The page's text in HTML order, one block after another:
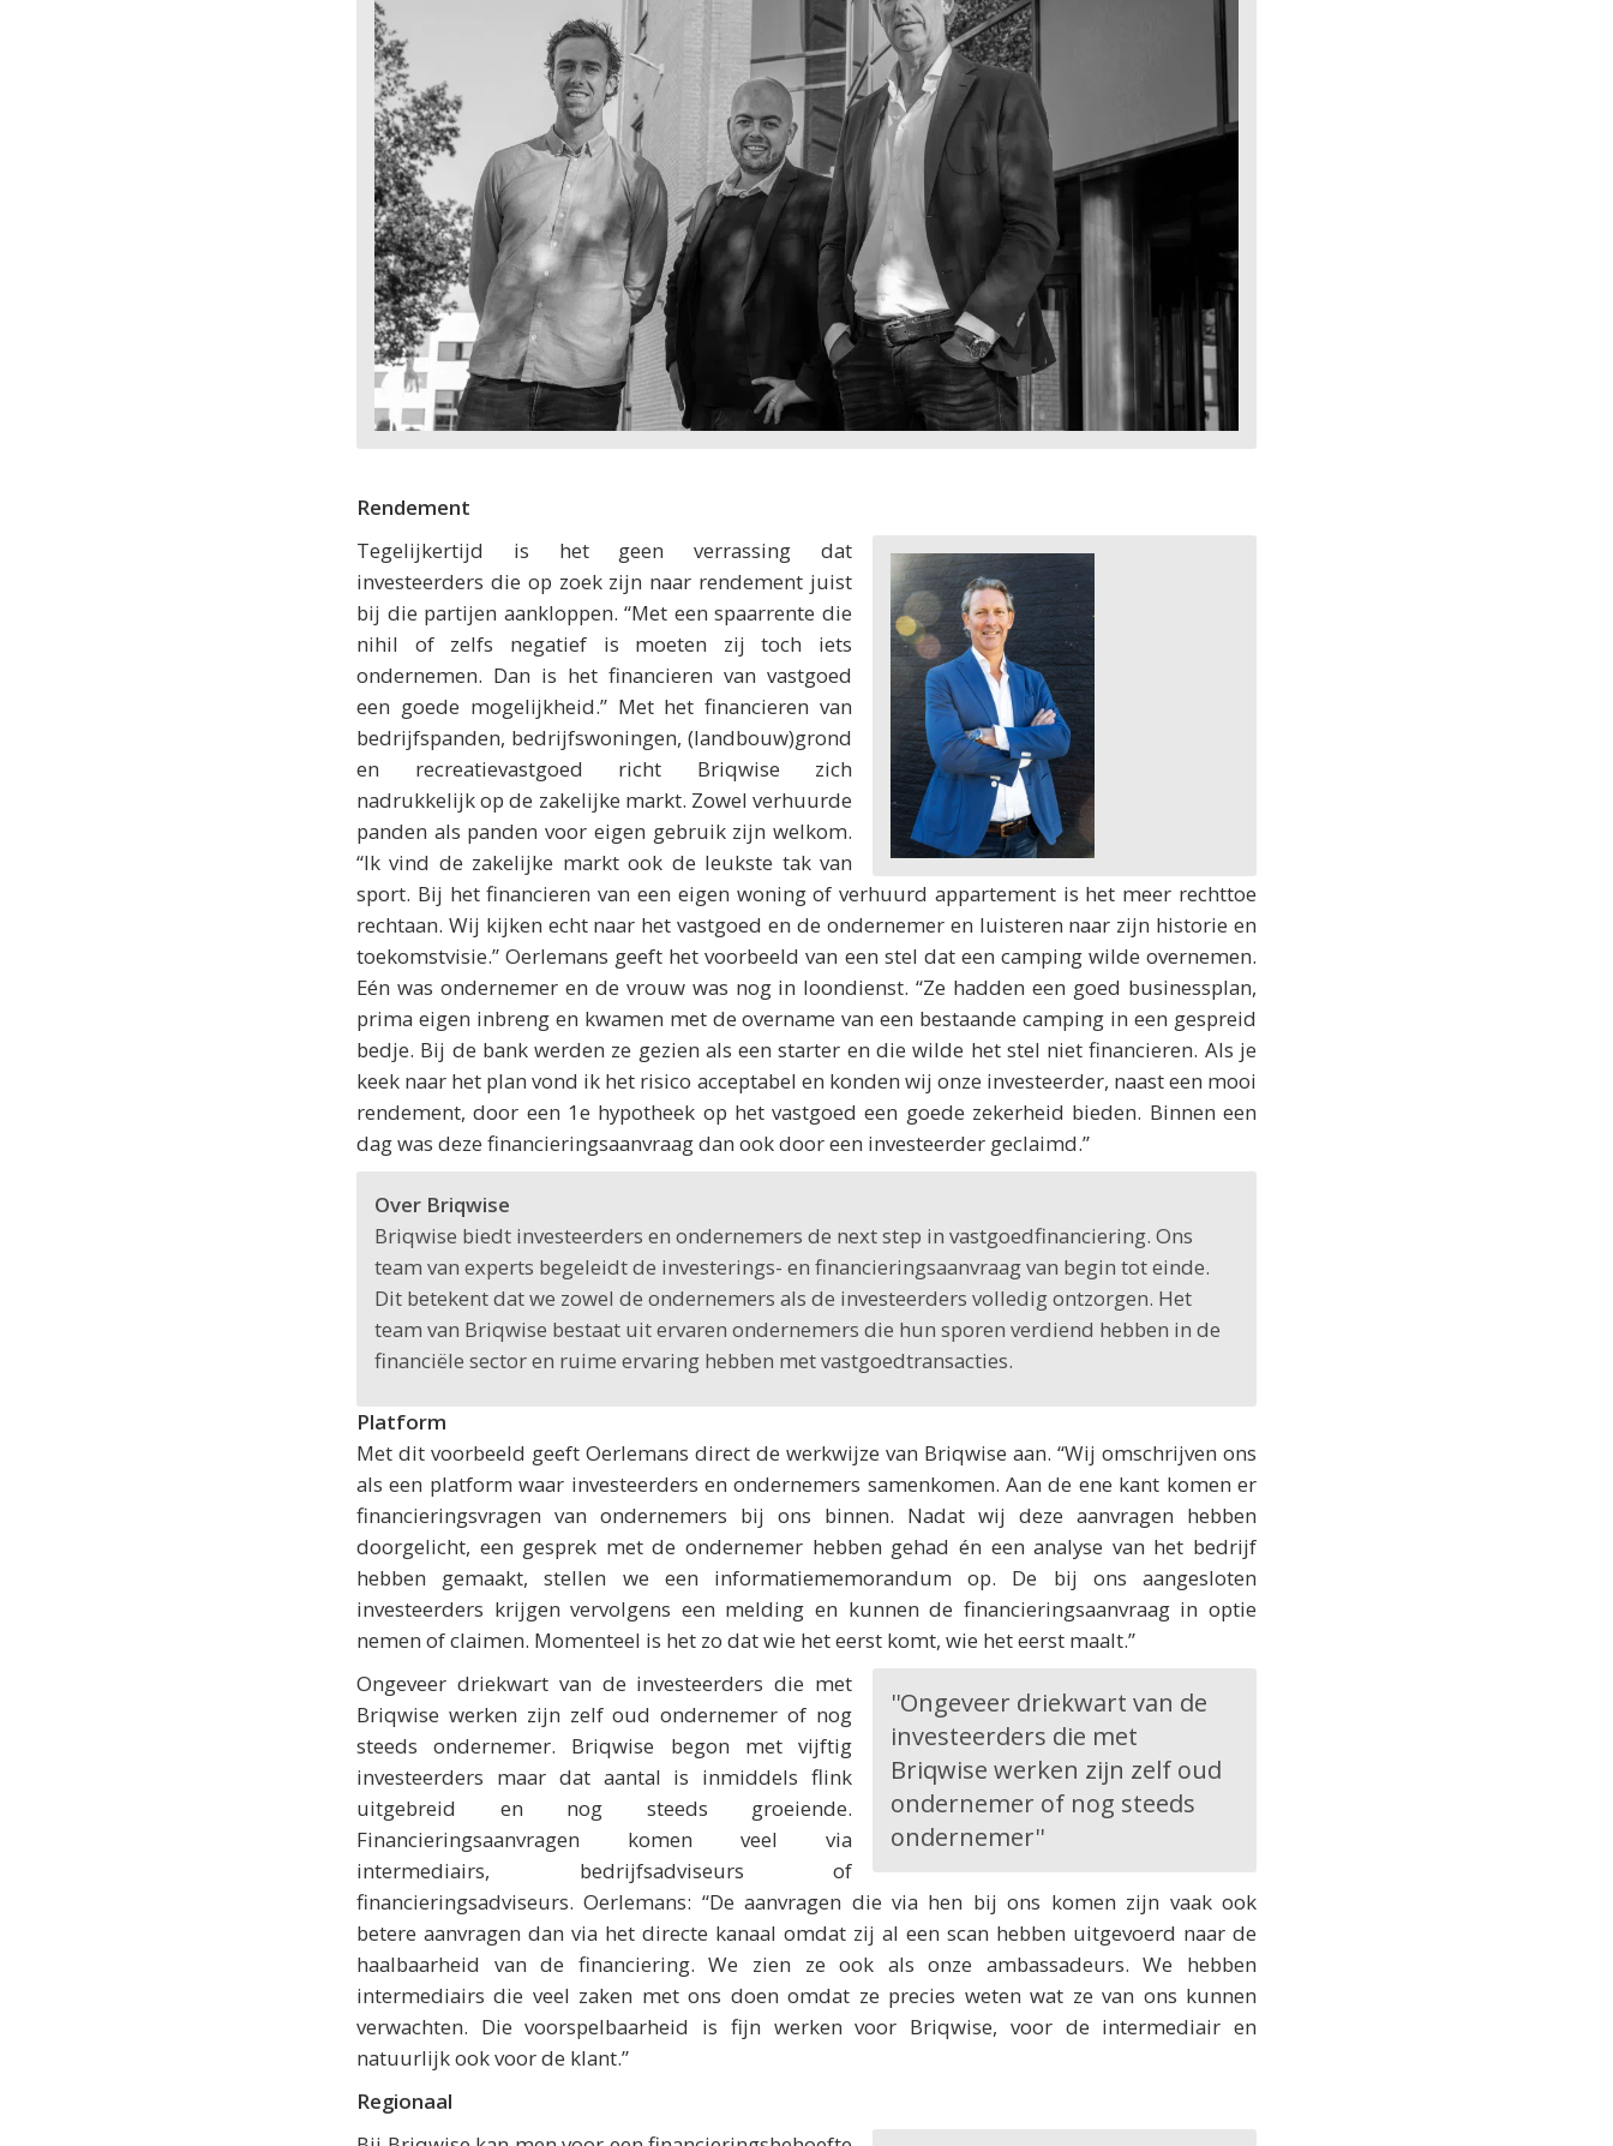
Rendement
Tegelijkertijd is het geen verrassing dat
investeerders die op zoek zijn naar rendement juist
bij die partijen aankloppen. “Met een spaarrente die
nihil of zelfs negatief is moeten zij toch iets
ondernemen. Dan is het financieren van vastgoed
een goede mogelijkheid.” Met het financieren van
bedrijfspanden, bedrijfswoningen, (landbouw)grond
en recreatievastgoed richt Briqwise zich
nadrukkelijk op de zakelijke markt. Zowel verhuurde
panden als panden voor eigen gebruik zijn welkom.
“Ik vind de zakelijke markt ook de leukste tak van
sport. Bij het financieren van een eigen woning of verhuurd appartement is het meer rechttoe
rechtaan. Wij kijken echt naar het vastgoed en de ondernemer en luisteren naar zijn historie en
toekomstvisie.” Oerlemans geeft het voorbeeld van een stel dat een camping wilde overnemen.
Eén was ondernemer en de vrouw was nog in loondienst. “Ze hadden een goed businessplan,
prima eigen inbreng en kwamen met de overname van een bestaande camping in een gespreid
bedje. Bij de bank werden ze gezien als een starter en die wilde het stel niet financieren. Als je
keek naar het plan vond ik het risico acceptabel en konden wij onze investeerder, naast een mooi
rendement, door een 1e hypotheek op het vastgoed een goede zekerheid bieden. Binnen een
dag was deze financieringsaanvraag dan ook door een investeerder geclaimd.”
Over Briqwise
Briqwise biedt investeerders en ondernemers de next step in vastgoedfinanciering. Ons
team van experts begeleidt de investerings- en financieringsaanvraag van begin tot einde.
Dit betekent dat we zowel de ondernemers als de investeerders volledig ontzorgen. Het
team van Briqwise bestaat uit ervaren ondernemers die hun sporen verdiend hebben in de
financiële sector en ruime ervaring hebben met vastgoedtransacties.
Platform
Met dit voorbeeld geeft Oerlemans direct de werkwijze van Briqwise aan. “Wij omschrijven ons
als een platform waar investeerders en ondernemers samenkomen. Aan de ene kant komen er
financieringsvragen van ondernemers bij ons binnen. Nadat wij deze aanvragen hebben
doorgelicht, een gesprek met de ondernemer hebben gehad én een analyse van het bedrijf
hebben gemaakt, stellen we een informatiememorandum op. De bij ons aangesloten
investeerders krijgen vervolgens een melding en kunnen de financieringsaanvraag in optie
nemen of claimen. Momenteel is het zo dat wie het eerst komt, wie het eerst maalt.”
''Ongeveer driekwart van de
investeerders die met
Briqwise werken zijn zelf oud
ondernemer of nog steeds
ondernemer''
Ongeveer driekwart van de investeerders die met
Briqwise werken zijn zelf oud ondernemer of nog
steeds ondernemer. Briqwise begon met vijftig
investeerders maar dat aantal is inmiddels flink
uitgebreid en nog steeds groeiende.
Financieringsaanvragen komen veel via
intermediairs, bedrijfsadviseurs of
financieringsadviseurs. Oerlemans: “De aanvragen die via hen bij ons komen zijn vaak ook
betere aanvragen dan via het directe kanaal omdat zij al een scan hebben uitgevoerd naar de
haalbaarheid van de financiering. We zien ze ook als onze ambassadeurs. We hebben
intermediairs die veel zaken met ons doen omdat ze precies weten wat ze van ons kunnen
verwachten. Die voorspelbaarheid is fijn werken voor Briqwise, voor de intermediair en
natuurlijk ook voor de klant.”
Regionaal